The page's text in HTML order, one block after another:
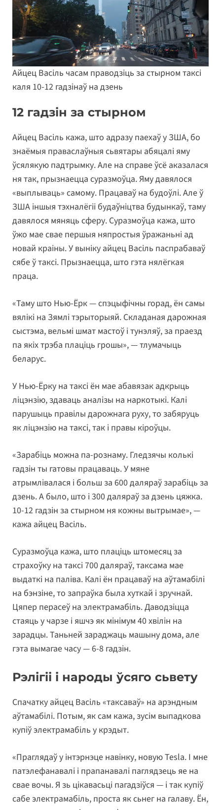
Айцец Васіль часам праводзіць за стырном таксі
каля 10-12 гадзінаў на дзень
12 гадзін за стырном
Айцец Васіль кажа, што адразу паехаў у ЗША, бо
знаёмыя праваслаўныя сьвятары абяцалі яму
ўсялякую падтрымку. Але на справе ўсё аказалася
ня так, прызнаецца суразмоўца. Яму давялося
«выплываць» самому. Працаваў на будоўлі. Але ў
ЗША іншыя тэхналёгіі будаўніцтва будынкаў, таму
давялося мяняць сферу. Суразмоўца кажа, што
ўжо мае свае першыя няпростыя ўражаньні ад
новай краіны. У выніку айцец Васіль паспрабаваў
сябе ў таксі. Прызнаецца, што гэта нялёгкая
праца.
«Таму што Нью-Ёрк — спэцыфічны горад, ён самы
вялікі на Зямлі тэрыторыяй. Складаная дарожная
сыстэма, вельмі шмат мастоў і тунэляў, за праезд
па якіх трэба плаціць грошы», — тлумачыць
беларус.
У Нью-Ёрку на таксі ён мае абавязак адкрыць
ліцэнзію, здаваць аналізы на наркотыкі. Калі
парушыць правілы дарожнага руху, то забяруць
як ліцэнзію на таксі, так і правы кіроўцы.
«Зарабіць можна па-рознаму. Гледзячы колькі
гадзін ты гатовы працаваць. У мяне
атрымлівалася і больш за 600 даляраў зарабіць за
дзень. А было, што і 300 даляраў за дзень цяжка.
10-12 гадзін за стырном ня кожны вытрымае», —
кажа айцец Васіль.
Суразмоўца кажа, што плаціць штомесяц за
страхоўку на таксі 700 даляраў, таксама мае
выдаткі на паліва. Калі ён працаваў на аўтамабілі
на бэнзіне, то запраўка была хуткай і зручнай.
Цяпер перасеў на электрамабіль. Даводзіцца
стаяць у чарзе і яшчэ як мінімум 40 хвілін на
зарадцы. Таньней зараджаць машыну дома, але
гэта вымагае часу — 6-8 гадзін.
Рэлігіі і народы ўсяго сьвету
Спачатку айцец Васіль «таксаваў» на арэндным
аўтамабілі. Потым, як сам кажа, зусім выпадкова
купіў электрамабіль у крэдыт.
«Праглядаў у інтэрнэце навінку, новую Tesla. І мне
патэлефанавалі і прапанавалі паглядзець яе на
свае вочы. Я зь цікавасьці пагадзіўся — і так купіў
сабе электрамабіль, проста як сьнег на галаву. Ён,